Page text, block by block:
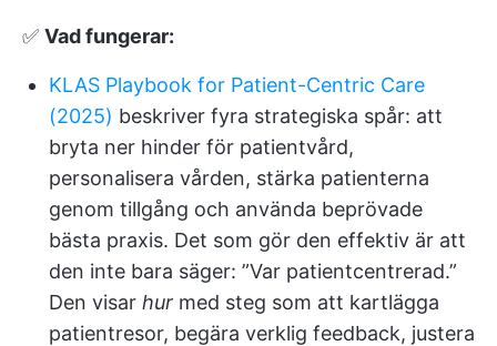
✅ Vad fungerar:
KLAS Playbook for Patient-Centric Care
(2025) beskriver fyra strategiska spår: att
bryta ner hinder för patientvård,
personalisera vården, stärka patienterna
genom tillgång och använda beprövade
bästa praxis. Det som gör den effektiv är att
den inte bara säger: ”Var patientcentrerad.”
Den visar hur med steg som att kartlägga
patientresor, begära verklig feedback, justera